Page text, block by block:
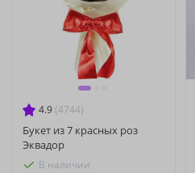
4.9 (4744)
Букет из 7 красных роз
Эквадор
В наличии